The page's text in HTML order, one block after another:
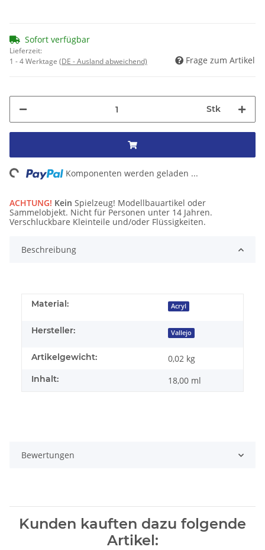
Sofort verfügbar
Lieferzeit:
1 - 4 Werktage (DE - Ausland abweichend) Frage zum Artikel
Stk
Komponenten werden geladen ...
ACHTUNG! Kein Spielzeug! Modellbauartikel oder
Sammelobjekt. Nicht für Personen unter 14 Jahren.
Verschluckbare Kleinteile und/oder Flüssigkeiten.
Beschreibung
Material: Acryl
Hersteller: Vallejo
Artikelgewicht: 0,02 kg
Inhalt: 18,00 ml
Bewertungen
Kunden kauften dazu folgende
Artikel: